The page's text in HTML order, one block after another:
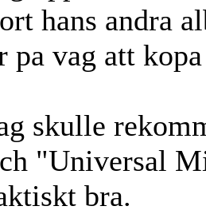
hans andra
pa vag att
skulle
"Universal
bra.